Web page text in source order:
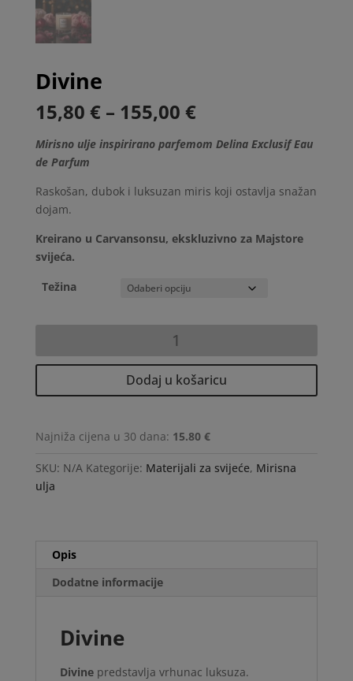
Divine
15,80 € – 155,00 €Raspon
od
do
155,00 €
Mirisno ulje inspirirano parfemom Delina Exclusif Eau
de Parfum
Raskošan, dubok i luksuzan miris koji ostavlja snažan
dojam.
Kreirano u Carvansonsu, ekskluzivno za Majstore
svijeća.
Težina
Dodaj u košaricu
Najniža cijena u 30 dana: 15.80 €
SKU: N/A Kategorije: Materijali za svijeće, Mirisna
ulja
Opis
Dodatne informacije
Divine
Divinepredstavlja vrhunac luksuza.